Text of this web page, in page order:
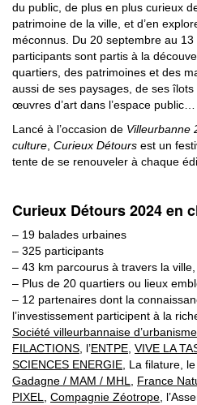
du public, de plus en plus curieux
patrimoine de la ville, et d’en
méconnus. Du 20 septembre au
participants sont partis à la
quartiers, des patrimoines et des
aussi de ses paysages, de ses
œuvres d’art dans l’espace public…
Lancé à l’occasion de Villeurbanne
culture, Curieux Détours est un
tente de se renouveler à chaque
Curieux Détours 2024 en
– 19 balades urbaines
– 325 participants
– 43 km parcourus à travers la ville,
– Plus de 20 quartiers ou lieux
– 12 partenaires dont la
l’investissement participent à la
Société villeurbannaise d’urbanisme
FILACTIONS, l’ENTPE, VIVE LA
SCIENCES ENERGIE, La filature, le
Gadagne / MAM / MHL, France
PIXEL, Compagnie Zéotrope,